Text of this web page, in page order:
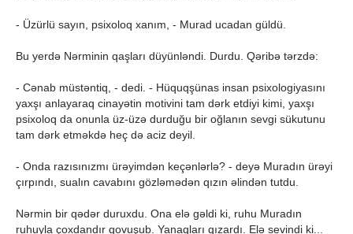
- Üzürlü sayın, psixoloq xanım, - Murad ucadan güldü.
Bu yerdə Nərminin qaşları düyünləndi. Durdu. Qəribə tərzdə:
- Cənab müstəntiq, - dedi. - Hüquqşünas insan psixologiyasını
yaxşı anlayaraq cinayətin motivini tam dərk etdiyi kimi, yaxşı
psixoloq da onunla üz-üzə durduğu bir oğlanın sevgi sükutunu
tam dərk etməkdə heç də aciz deyil.
- Onda razısınızmı ürəyimdən keçənlərlə? - deyə Muradın ürəyi
çırpındı, sualın cavabını gözləmədən qızın əlindən tutdu.
Nərmin bir qədər duruxdu. Ona elə gəldi ki, ruhu Muradın
ruhuyla çoxdandır qovuşub. Yanaqları qızardı. Elə sevindi ki...